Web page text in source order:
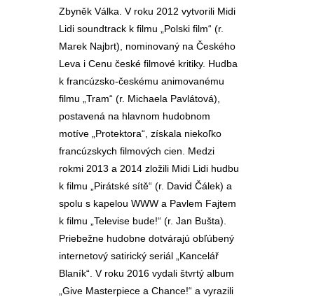
Zbyněk Válka. V roku 2012 vytvorili Midi
Lidi soundtrack k filmu „Polski film“ (r.
Marek Najbrt), nominovaný na Českého
Leva i Cenu české filmové kritiky. Hudba
k francúzsko-českému animovanému
filmu „Tram“ (r. Michaela Pavlátová),
postavená na hlavnom hudobnom
motíve „Protektora“, získala niekoľko
francúzskych filmových cien. Medzi
rokmi 2013 a 2014 zložili Midi Lidi hudbu
k filmu „Pirátské sítě“ (r. David Čálek) a
spolu s kapelou WWW a Pavlem Fajtem
k filmu „Televise bude!“ (r. Jan Bušta).
Priebežne hudobne dotvárajú obľúbený
internetový satirický seriál „Kancelář
Blaník“. V roku 2016 vydali štvrtý album
„Give Masterpiece a Chance!“ a vyrazili